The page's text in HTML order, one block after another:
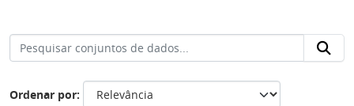
Ordenar por